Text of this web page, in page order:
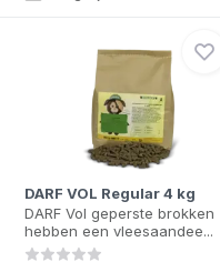
DARF VOL Regular 4 kg
DARF Vol geperste brokken
hebben een vleesaandee...